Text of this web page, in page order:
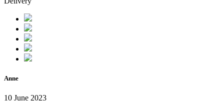
Anne
10 June 2023